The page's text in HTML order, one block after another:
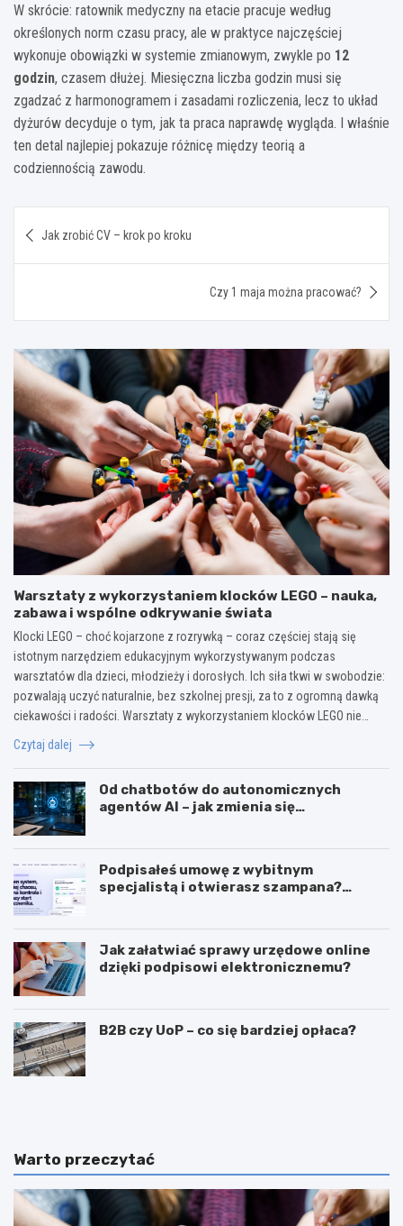
W skrócie: ratownik medyczny na etacie pracuje według
określonych norm czasu pracy, ale w praktyce najczęściej
wykonuje obowiązki w systemie zmianowym, zwykle po 12
godzin, czasem dłużej. Miesięczna liczba godzin musi się
zgadzać z harmonogramem i zasadami rozliczenia, lecz to układ
dyżurów decyduje o tym, jak ta praca naprawdę wygląda. I właśnie
ten detal najlepiej pokazuje różnicę między teorią a
codziennością zawodu.
wpisu
Jak zrobić CV – krok po kroku
Czy 1 maja można pracować?
Warsztaty z wykorzystaniem klocków LEGO – nauka,
zabawa i wspólne odkrywanie świata
Klocki LEGO – choć kojarzone z rozrywką – coraz częściej stają się
istotnym narzędziem edukacyjnym wykorzystywanym podczas
warsztatów dla dzieci, młodzieży i dorosłych. Ich siła tkwi w swobodzie:
pozwalają uczyć naturalnie, bez szkolnej presji, za to z ogromną dawką
ciekawości i radości. Warsztaty z wykorzystaniem klocków LEGO nie…
Czytaj dalej
Od chatbotów do autonomicznych
agentów AI – jak zmienia się
Podpisałeś umowę z wybitnym
specjalistą i otwierasz szampana?
Jak załatwiać sprawy urzędowe online
dzięki podpisowi elektronicznemu?
B2B czy UoP – co się bardziej opłaca?
J
g
ę
z
a
J
c
e
c
h
Warto przeczytać